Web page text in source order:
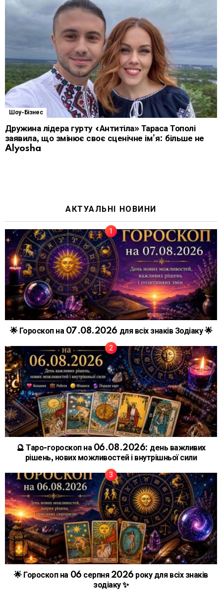
Шоу-Бізнес
Дружина лідера гурту «Антитіла» Тараса Тополі
заявила, що змінює своє сценічне ім’я: більше не
Alyosha
АКТУАЛЬНІ НОВИНИ
🌟 Гороскоп на 07.08.2026 для всіх знаків Зодіаку 🌟
🔮 Таро-гороскоп на 06.08.2026: день важливих
рішень, нових можливостей і внутрішньої сили
🌟 Гороскоп на 06 серпня 2026 року для всіх знаків
зодіаку ✨